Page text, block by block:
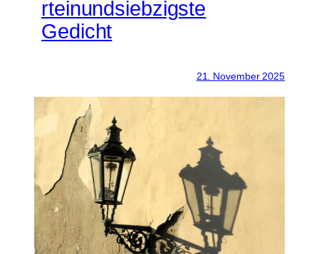
rteinundsiebzigste
Gedicht
21. November 2025